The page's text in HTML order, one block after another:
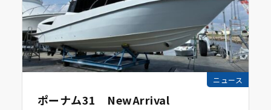
ニュース
ポーナム31 NewArrival